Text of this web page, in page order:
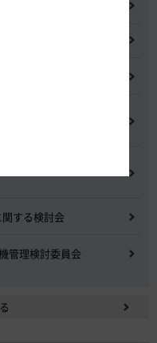
事象調査検討会
取組み
発防止のための委員会
事による火災事故再発防
工不良に関する調査委員
する検討会
管理検討委員会